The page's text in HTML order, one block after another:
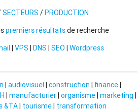
SECTEURS /PRODUCTION
premiers résultatsde recherche
| VPS | DNS | SEO | Wordpress
| audiovisuel | construction | finance|
| manufacturier| organisme| marketing |
&TA| tourisme| transformation